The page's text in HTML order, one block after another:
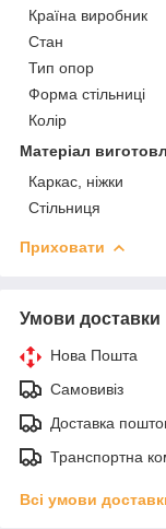
Країна виробник
Стан
Тип опор
Форма стільниці
Колір
Матеріал
Каркас, ніжки
Стільниця
Приховати
Умови доставки
Нова Пошта
Самовивіз
Доставка
Транспортна
Всі умови